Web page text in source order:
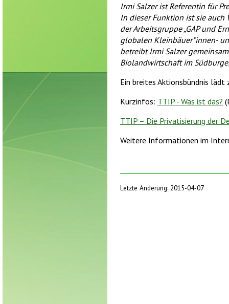
Irmi Salzer ist Referentin für
In dieser Funktion ist sie
der Arbeitsgruppe „GAP und
globalen Kleinbäuer*innen-
betreibt Irmi Salzer
Biolandwirtschaft im
Ein breites Aktionsbündnis lädt
Kurzinfos: TTIP - Was ist das?
TTIP – Die Privatisierung der
Weitere Informationen im
Letzte Änderung: 2015-04-07